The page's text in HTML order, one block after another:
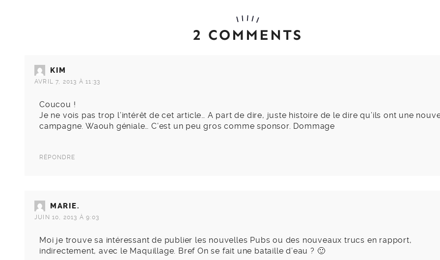
2 COMMENTS
KIM
AVRIL 7, 2013 À 11:33
Coucou !
Je ne vois pas trop l’intérêt de cet article… A part de dire, juste histoire de le dire qu’ils ont une
campagne. Waouh géniale… C’est un peu gros comme sponsor. Dommage
RÉPONDRE
MARIE.
JUIN 10, 2013 À 9:03
Moi je trouve sa intéressant de publier les nouvelles Pubs ou des nouveaux trucs en rapport,
indirectement, avec le Maquillage. Bref On se fait une bataille d’eau ? 🙂